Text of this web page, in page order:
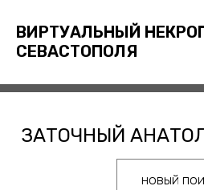
ВИРТУАЛЬНЫЙ
СЕВАСТОПОЛЯ
ЗАТОЧНЫЙ
новый